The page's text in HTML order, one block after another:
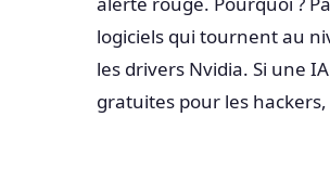
logiciels qui tournent au
les drivers Nvidia. Si une
gratuites pour les